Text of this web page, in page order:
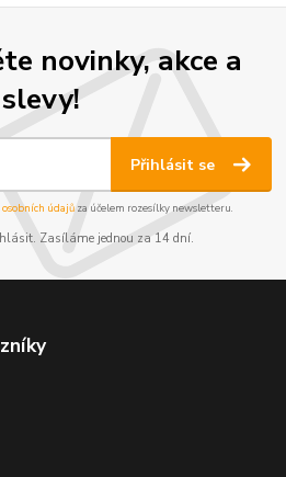
novinky, akce a
slevy!
Přihlásit se
údajůza účelem rozesílky newsletteru.
Zasíláme jednou za 14 dní.